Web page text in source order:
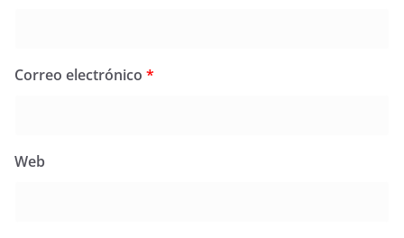
Correo electrónico *
Web